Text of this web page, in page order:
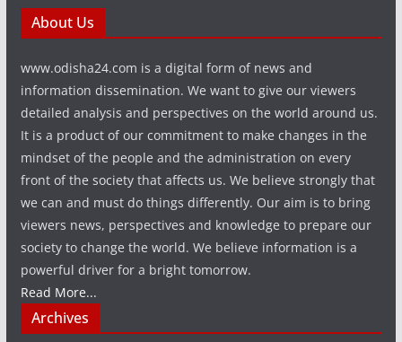
About Us
www.odisha24.com is a digital form of news and
information dissemination. We want to give our viewers
detailed analysis and perspectives on the world around us.
It is a product of our commitment to make changes in the
mindset of the people and the administration on every
front of the society that affects us. We believe strongly that
we can and must do things differently. Our aim is to bring
viewers news, perspectives and knowledge to prepare our
society to change the world. We believe information is a
powerful driver for a bright tomorrow.
Read More...
Archives